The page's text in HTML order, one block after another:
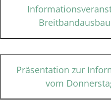
Präsentation zur
vom